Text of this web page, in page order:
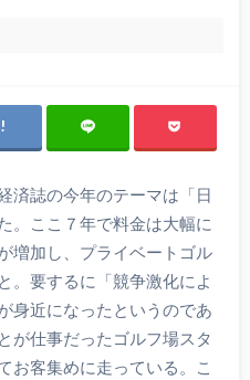
済誌の今年のテーマは「日
。ここ７年で料金は大幅に
増加し、プライベートゴル
。要するに「競争激化によ
身近になったというのであ
が仕事だったゴルフ場スタ
お客集めに走っている。こ